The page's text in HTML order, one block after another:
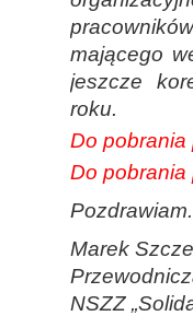
mającego
jeszcze
roku.
Do pobrania
Do pobrania
Pozdrawiam.
Marek
NSZZ